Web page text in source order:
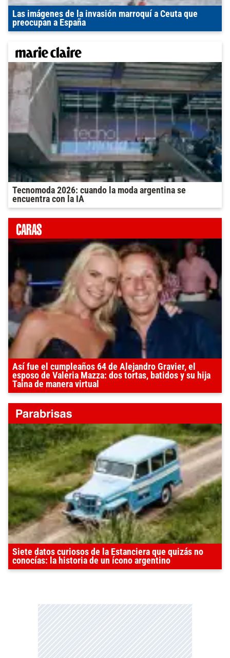
Las imágenes de la invasión marroquí a Ceuta que
preocupan a España
Tecnomoda 2026: cuando la moda argentina se
encuentra con la IA
Así fue el cumpleaños 64 de Alejandro Gravier, el
esposo de Valeria Mazza: dos tortas, batidos y su hija
Taina de manera virtual
Siete datos curiosos de la Estanciera que quizás no
conocías: la historia de un ícono argentino